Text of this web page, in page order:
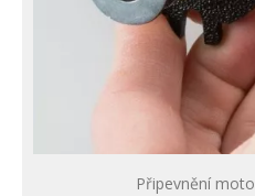
Připevnění